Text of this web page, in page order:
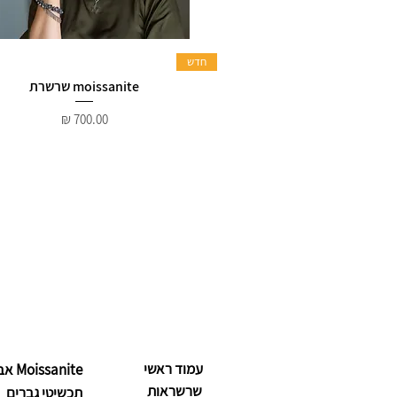
חדש
moissanite שרשרת
מחיר‏700.00 ‏₪
Moissanite אבנים יקרות
עמוד ראשי
תכשיטי גברים
שרשראות